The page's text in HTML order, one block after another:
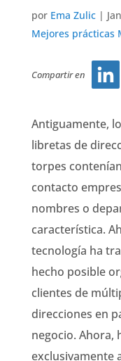
por Ema Zulic|
Mejores prácticas
Compartir en
Antiguamente,
libretas de
torpes
contacto
nombres o
característica.
tecnología ha
hecho posible
clientes de
direcciones en
negocio. Ahora,
exclusivamente